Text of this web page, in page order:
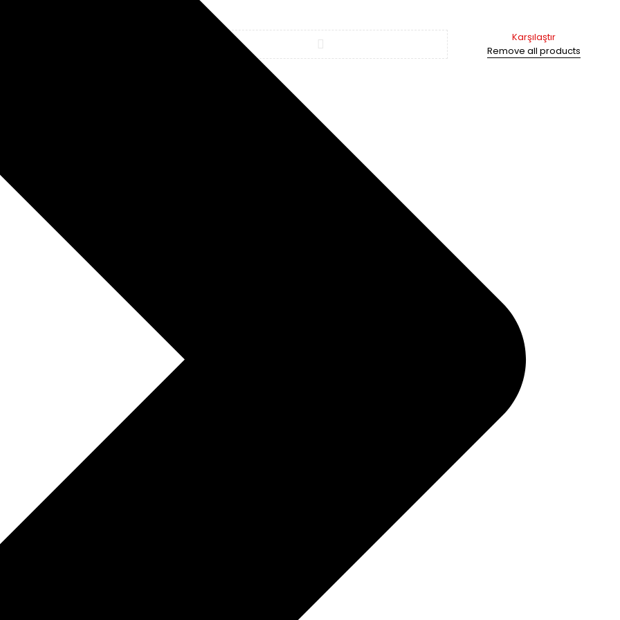
Karşılaştır
Remove all products